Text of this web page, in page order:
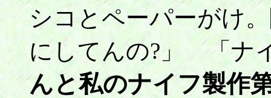
シコとペーパーがけ
にしてんの?」 「
んと私のナイフ製作